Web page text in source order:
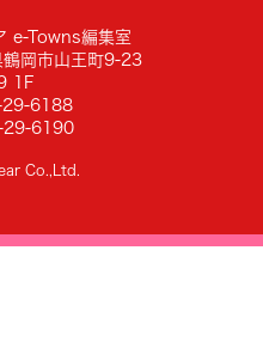
e-Towns編集室
岡市山王町9-23
1F
29-6188
29-6190
Co.,Ltd.